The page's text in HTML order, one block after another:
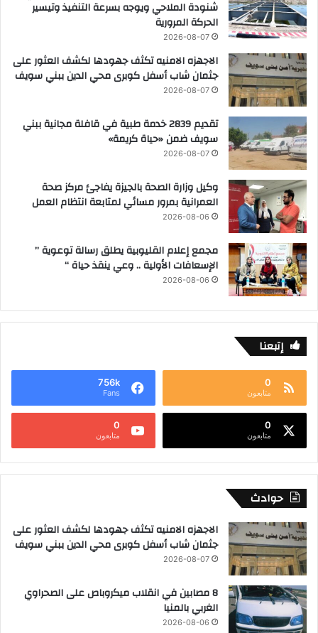
شنودة الملاحي ويوجه بسرعة التنفيذ وتيسير
الحركة المرورية
2026-08-07
الاجهزه الامنيه تكثف جهودها لكشف العثور على
جثمان شاب أسفل كوبرى محي الدين ببني سويف
2026-08-07
تقديم 2839 خدمة طبية في قافلة مجانية ببني
سويف ضمن «حياة كريمة»
2026-08-07
وكيل وزارة الصحة بالجيزة يفاجئ مركز صحة
العمرانية بمرور مسائي لمتابعة انتظام العمل
2026-08-06
مجمع إعلام القليوبية يطلق رسالة توعوية ”
الإسعافات الأولية .. وعي ينقذ حياة “
2026-08-06
إتبعنا
0
متابعون
756k
Fans
0
متابعون
0
متابعون
حوادث
الاجهزه الامنيه تكثف جهودها لكشف العثور على
جثمان شاب أسفل كوبرى محي الدين ببني سويف
2026-08-07
8 مصابين في انقلاب ميكروباص على الصحراوي
الغربي بالمنيا
2026-08-06